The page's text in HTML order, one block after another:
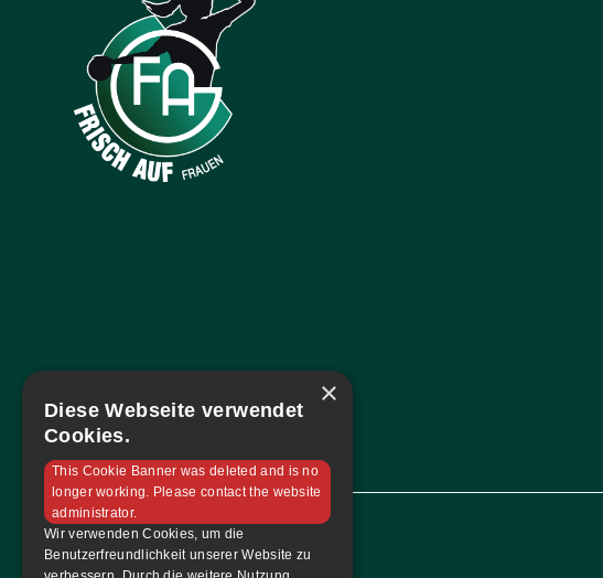
Navigation
×
Diese Webseite verwendet
Cookies.
This Cookie Banner was deleted and is no
longer working. Please contact the website
administrator.
Wir verwenden Cookies, um die
Benutzerfreundlichkeit unserer Website zu